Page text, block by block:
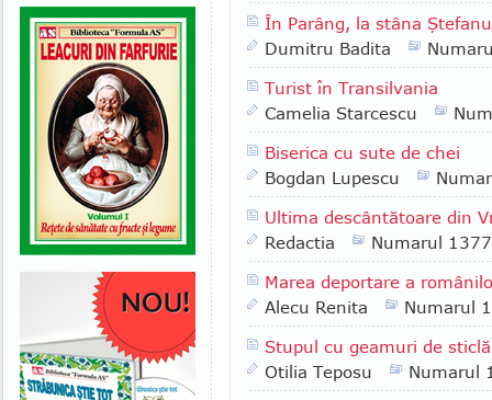
În Parâng, la stâna Ştefanu
Dumitru Badita
Turist în Transilvania
Camelia Starcescu
Biserica cu sute de chei
Bogdan Lupescu
Ultima descântătoare din
Redactia
Numarul 1377
Marea deportare a
Alecu Renita
Numarul
Stupul cu geamuri de sticlă
Otilia Teposu
Numarul